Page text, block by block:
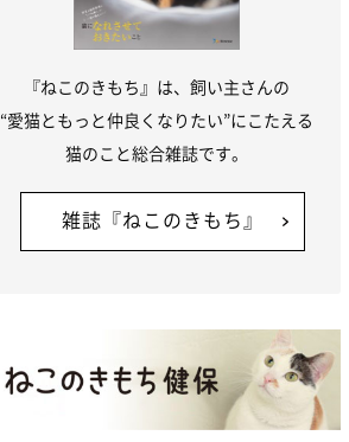
『ねこのきもち』は、飼い主さんの
“愛猫ともっと仲良くなりたい”にこたえる
猫のこと総合雑誌です。
雑誌『ねこのきもち』